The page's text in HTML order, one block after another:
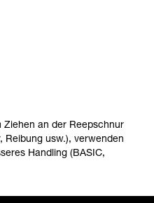
Ziehen an der Reepschnur
Reibung usw.), verwenden
Handling (BASIC,